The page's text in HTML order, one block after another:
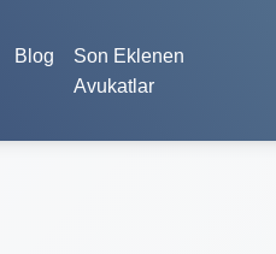
Blog
Son Eklenen
Avukatlar